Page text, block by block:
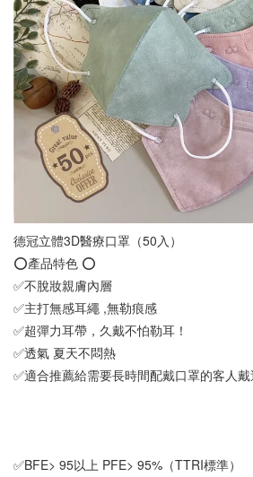
德冠立體3D醫療口罩（50入）
⭕️產品特色 ⭕️
✅不脫妝親膚內層
✅主打無感耳繩 ,無勒痕感
✅超彈力耳帶，久戴不怕勒耳！
✅透氣 夏天不悶熱
✅適合推薦給需要長時間配戴口罩的客人戴
✅BFE> 95以上 PFE> 95%（TTRI標準）